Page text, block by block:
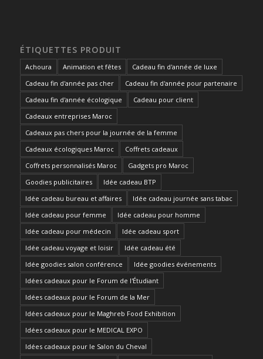
ÉTIQUETTES PRODUIT
Achoura Animation et fêtes
Cadeau fin d'année de luxe
Cadeau fin d'année pas cher
Cadeau fin d'année pour partenaire
Cadeau fin d'année écologique
Cadeau pour client
Cadeaux entreprises Maroc
Cadeaux pas chers pour la journée de la femme
Cadeaux écologiques Maroc
Coffrets cadeaux
Coffrets personnalisés Maroc
Gadgets pro Maroc
Goodies publicitaires
Idée cadeau BTP
Idée cadeau bureau et affaires
Idée cadeau journée sans tabac
Idée cadeau pour femme
Idée cadeau pour homme
Idée cadeau pour médecin
Idée cadeau sport
Idée cadeau voyage et loisir
Idée cadeau été
Idée goodies salon conférence
Idée goodies événements
Idées cadeaux pour le Forum de l'Étudiant
Idées cadeaux pour le Forum de la Mer
Idées cadeaux pour le Maghreb Food Exhibition
Idées cadeaux pour le MEDICAL EXPO
Idées cadeaux pour le Salon du Cheval